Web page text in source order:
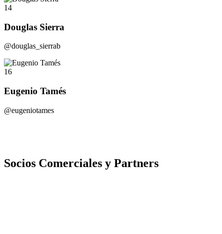
14
Douglas Sierra
@douglas_sierrab
16
Eugenio Tamés
@eugeniotames
Socios Comerciales y Partners